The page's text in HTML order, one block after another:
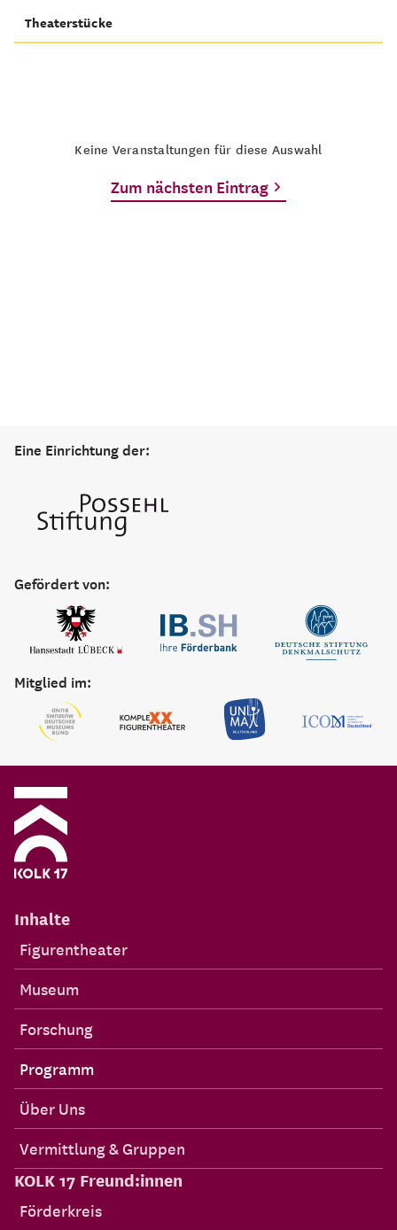
Theaterstücke
Keine Veranstaltungen für diese Auswahl
Zum nächsten Eintrag
Eine Einrichtung der:
Gefördert von:
Mitglied im:
Inhalte
Figurentheater
Museum
Forschung
Programm
Über Uns
Vermittlung & Gruppen
KOLK 17 Freund:innen
Förderkreis